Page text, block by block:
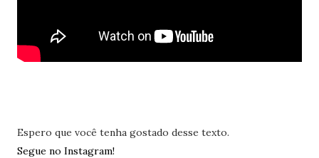
Espero que você tenha gostado desse texto.
Segue no Instagram!